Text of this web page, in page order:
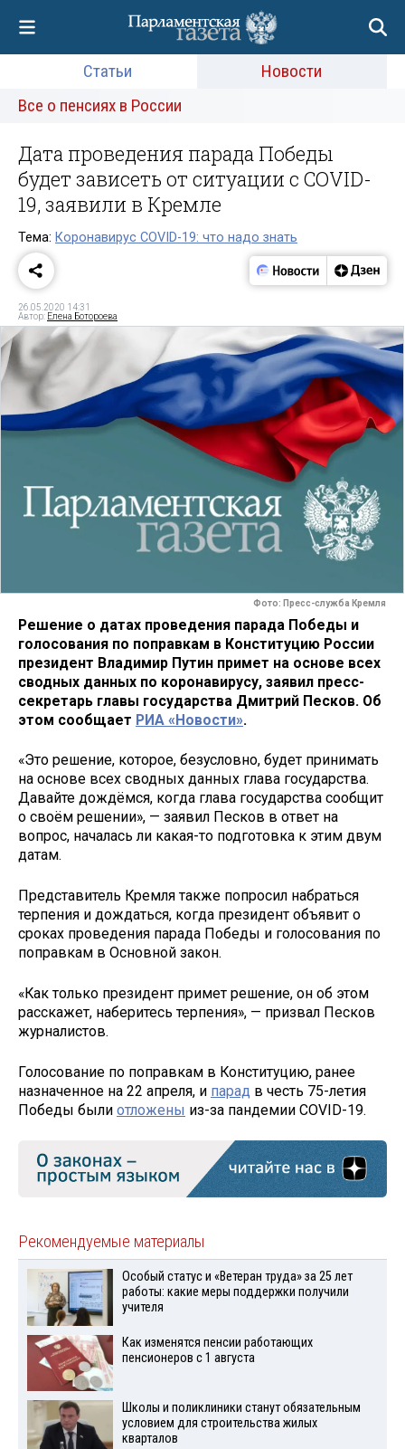
Статьи
Новости
Все о пенсиях в России
Дата проведения парада Победы
будет зависеть от ситуации с COVID-
19, заявили в Кремле
Тема: Коронавирус COVID-19: что надо знать
26.05.2020 14:31
Автор: Елена Ботороева
Фото: Пресс-служба Кремля
Решение о датах проведения парада Победы и
голосования по поправкам в Конституцию России
президент Владимир Путин примет на основе всех
сводных данных по коронавирусу, заявил пресс-
секретарь главы государства Дмитрий Песков. Об
этом сообщает РИА «Новости».
«Это решение, которое, безусловно, будет принимать
на основе всех сводных данных глава государства.
Давайте дождёмся, когда глава государства сообщит
о своём решении», — заявил Песков в ответ на
вопрос, началась ли какая-то подготовка к этим двум
датам.
Представитель Кремля также попросил набраться
терпения и дождаться, когда президент объявит о
сроках проведения парада Победы и голосования по
поправкам в Основной закон.
«Как только президент примет решение, он об этом
расскажет, наберитесь терпения», — призвал Песков
журналистов.
Голосование по поправкам в Конституцию, ранее
назначенное на 22 апреля, и парад в честь 75-летия
Победы были отложены из-за пандемии COVID-19.
Рекомендуемые материалы
Особый статус и «Ветеран труда» за 25 лет
работы: какие меры поддержки получили
учителя
Как изменятся пенсии работающих
пенсионеров с 1 августа
Школы и поликлиники станут обязательным
условием для строительства жилых
кварталов